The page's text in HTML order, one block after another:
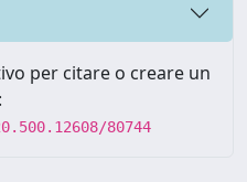
per citare o creare un
80744